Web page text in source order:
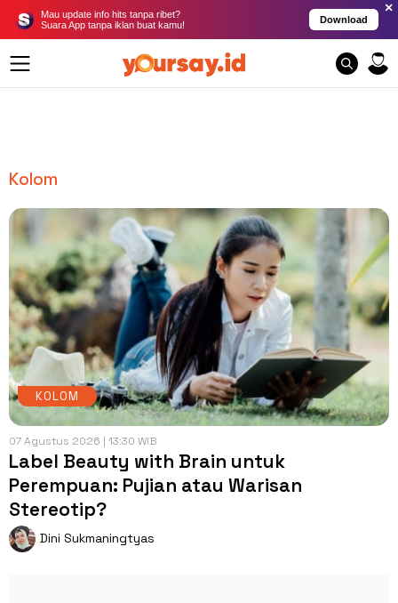
Mau update info hits tanpa ribet?
Suara App tanpa iklan buat kamu!
Download
×
Kolom
KOLOM
07 Agustus 2026 | 13:30 WIB
Label Beauty with Brain untuk
Perempuan: Pujian atau Warisan
Stereotip?
Dini Sukmaningtyas